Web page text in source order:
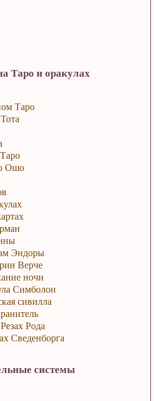
Таро и оракулах
Таро
Ошо
Эндоры
Верче
ночи
Симболон
сивилла
Рода
Сведенборга
системы